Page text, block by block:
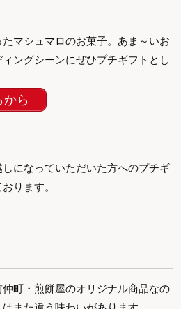
マシュマロのお菓子。あま～いお
ングシーンにぜひプチギフトとし
ら
になっていただいた方へのプチギ
ります。
町・煎餅屋のオリジナル商品なの